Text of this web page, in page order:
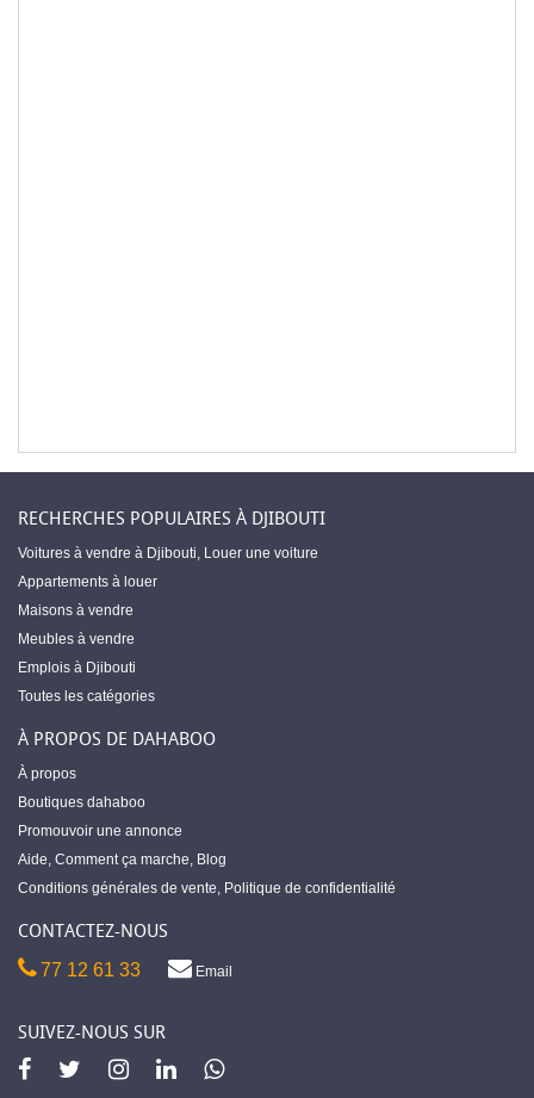
RECHERCHES POPULAIRES À DJIBOUTI
Voitures à vendre à Djibouti, Louer une voiture
Appartements à louer
Maisons à vendre
Meubles à vendre
Emplois à Djibouti
Toutes les catégories
À PROPOS DE DAHABOO
À propos
Boutiques dahaboo
Promouvoir une annonce
Aide, Comment ça marche, Blog
Conditions générales de vente, Politique de confidentialité
CONTACTEZ-NOUS
77 12 61 33 Email
SUIVEZ-NOUS SUR